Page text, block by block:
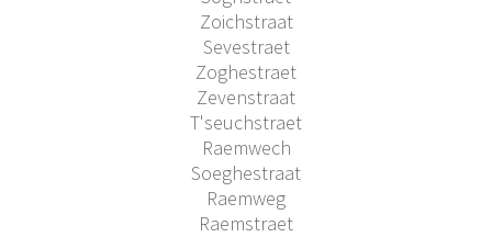
Zoichstraat
Sevestraet
Zoghestraet
Zevenstraat
T'seuchstraet
Raemwech
Soeghestraat
Raemweg
Raemstraet